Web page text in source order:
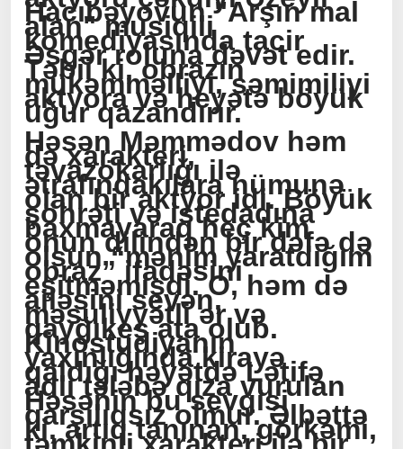
Hacıbəyovun "Arşın mal
alan" musiqili
komediyasında tacir
Əsgər roluna dəvət edir.
Təbii ki, obrazın
mükəmməlliyi, səmimiliyi
aktyora və heyətə böyük
uğur qazandırır.
Həsən Məmmədov həm
də xarakteri,
təvazökarlığı ilə
ətrafındakılara nümunə
olan bir aktyor idi. Böyük
şöhrəti və istedadına
baxmayaraq heç kim
onun dilindən bir dəfə də
olsun “mənim yaratdığım
obraz” ifadəsini
eşitməmişdi. O, həm də
ailəsini sevən,
məsuliyyətli ər və
qayğıkeş ata olub.
Kinostudiyanın
yaxınlığında kirayə
qaldığı həyətdə Lətifə
adlı tələbə qıza vurulan
Həsənin bu sevgisi
qarşılıqsız olmur. Əlbəttə
ki, artıq tanınan, görkəmi,